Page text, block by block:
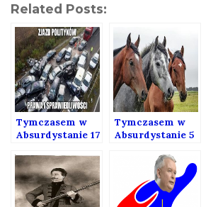
Related Posts:
Tymczasem w
Absurdystanie 17
Tymczasem w
Absurdystanie 5